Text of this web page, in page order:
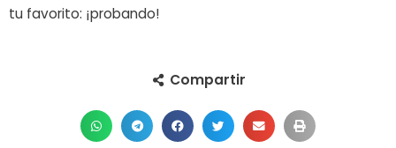
tu favorito: ¡probando!
Compartir